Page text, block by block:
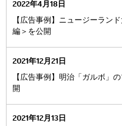
2022年4月18日
【広告事例】ニュージーラン
編＞を公開
2021年12月21日
【広告事例】明治「ガルボ」
開
2021年12月13日